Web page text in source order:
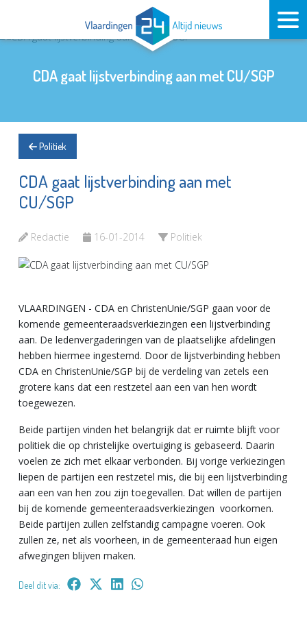
CDA gaat lijstverbinding aan met CU/SGP
Politiek
CDA gaat lijstverbinding aan met
CU/SGP
Redactie 16-01-2014 Politiek
VLAARDINGEN - CDA en ChristenUnie/SGP gaan voor de
komende gemeenteraadsverkiezingen een lijstverbinding
aan. De ledenvergaderingen van de plaatselijke afdelingen
hebben hiermee ingestemd. Door de lijstverbinding hebben
CDA en ChristenUnie/SGP bij de verdeling van zetels een
grotere kans dat een restzetel aan een van hen wordt
toegewezen.
Beide partijen vinden het belangrijk dat er ruimte blijft voor
politiek die op christelijke overtuiging is gebaseerd. Daarin
voelen ze zich met elkaar verbonden. Bij vorige verkiezingen
liepen de partijen een restzetel mis, die bij een lijstverbinding
aan een van hen zou zijn toegevallen. Dat willen de partijen
bij de komende gemeenteraadsverkiezingen voorkomen.
Beide partijen zullen zelfstandig campagne voeren. Ook
zullen ze, net als voorheen, in de gemeenteraad hun eigen
afwegingen blijven maken.
Deel dit via: